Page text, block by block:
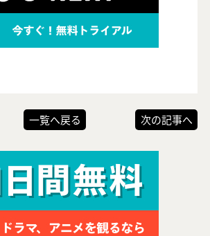
一覧へ戻る 次の記事へ